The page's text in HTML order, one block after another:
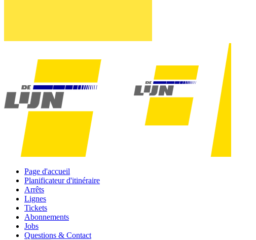
Page d'accueil
Planificateur d'itinéraire
Arrêts
Lignes
Tickets
Abonnements
Jobs
Questions & Contact